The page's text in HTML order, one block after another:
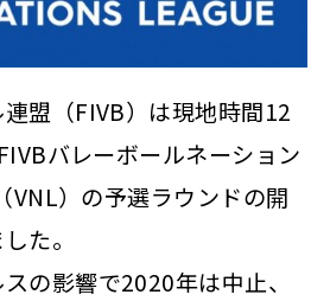
盟（FIVB）は現地時間12
バレーボールネーション
VNL）の予選ラウンドの開
た。
の影響で2020年は中止、